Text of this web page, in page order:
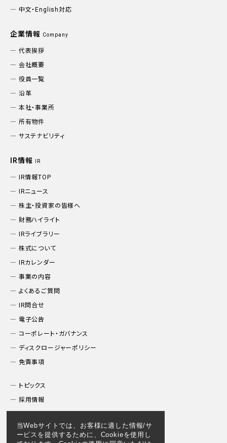
当Webサイトでは、お客様に適した情報/サ
ービスを提供するために、Cookieを使用し
中文・English対応
企業情報 Company
代表挨拶
会社概要
役員一覧
沿革
本社・事業所
所有物件
サステナビリティ
IR情報 IR
IR情報TOP
IRニュース
株主・投資家の皆様へ
財務ハイライト
IRライブラリー
株式について
IRカレンダー
事業の内容
よくあるご質問
IR問合せ
電子公告
コーポレート・ガバナンス
ディスクロージャーポリシー
免責事項
トピックス
採用情報
お問合わせ